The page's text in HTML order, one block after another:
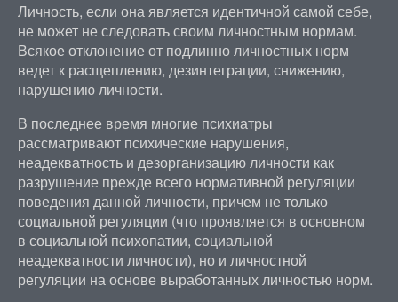
Личность, если она является идентичной самой себе,
не может не следовать своим личностным нормам.
Всякое отклонение от подлинно личностных норм
ведет к расщеплению, дезинтеграции, снижению,
нарушению личности.
В последнее время многие психиатры
рассматривают психические нарушения,
неадекватность и дезорганизацию личности как
разрушение прежде всего нормативной регуляции
поведения данной личности, причем не только
социальной регуляции (что проявляется в основном
в социальной психопатии, социальной
неадекватности личности), но и личностной
регуляции на основе выработанных личностью норм.